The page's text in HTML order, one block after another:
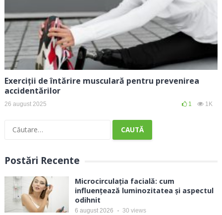
Exerciții de întărire musculară pentru prevenirea
accidentărilor
26 august 2025 1 1K
Caută
Postări Recente
Microcirculația facială: cum
influențează luminozitatea și aspectul
odihnit
6 august 2026 30 views